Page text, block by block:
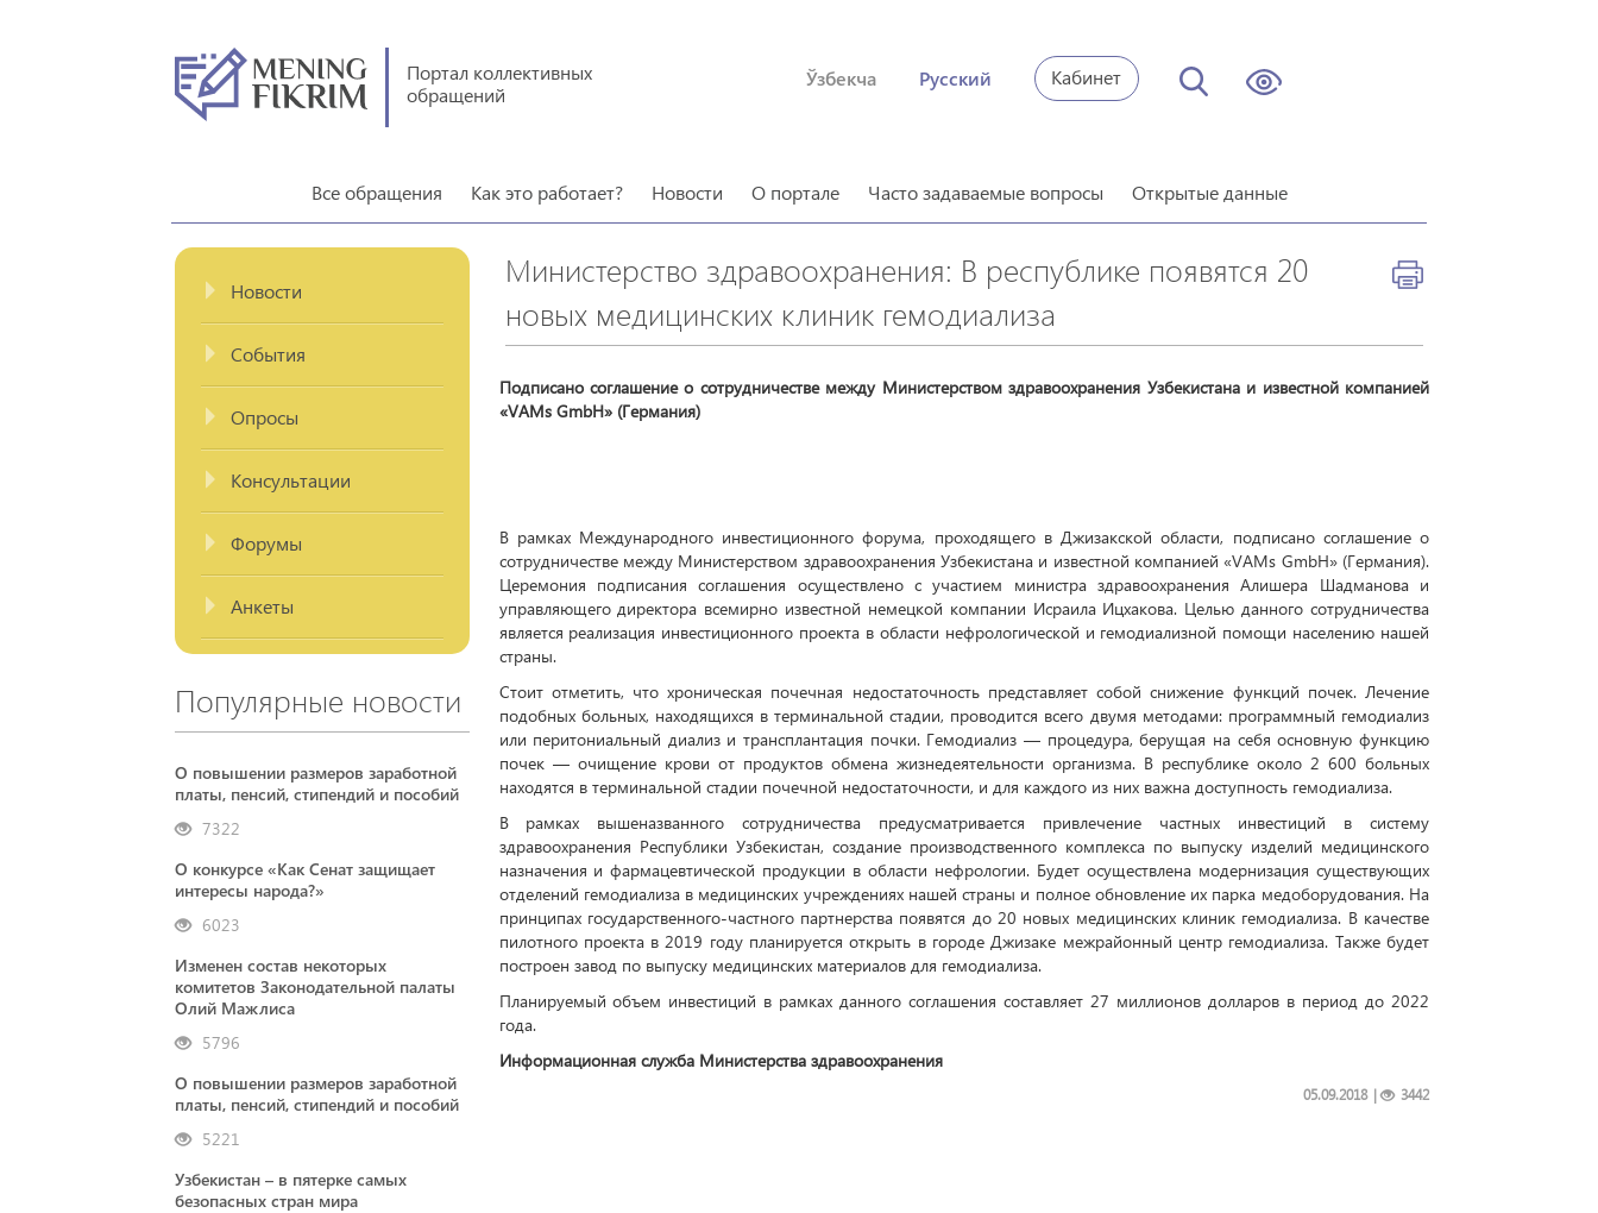
Портал коллективных
обращений
Ўзбекча Русский Кабинет
Все обращения Как это работает? Новости О портале Часто задаваемые вопросы Открытые данные
Новости
События
Опросы
Консультации
Форумы
Анкеты
Популярные новости
О повышении размеров заработной
платы, пенсий, стипендий и пособий
7322
О конкурсе «Как Сенат защищает
интересы народа?»
6023
Изменен состав некоторых
комитетов Законодательной палаты
Олий Мажлиса
5796
О повышении размеров заработной
платы, пенсий, стипендий и пособий
5221
Узбекистан – в пятерке самых
безопасных стран мира
Министерство здравоохранения: В республике появятся 20
новых медицинских клиник гемодиализа
Подписано соглашение о сотрудничестве между Министерством здравоохранения Узбекистана и известной компанией
«VAMs GmbH» (Германия)
В рамках Международного инвестиционного форума, проходящего в Джизакской области, подписано соглашение о
сотрудничестве между Министерством здравоохранения Узбекистана и известной компанией «VAMs GmbH» (Германия).
Церемония подписания соглашения осуществлено с участием министра здравоохранения Алишера Шадманова и
управляющего директора всемирно известной немецкой компании Исраила Ицхакова. Целью данного сотрудничества
является реализация инвестиционного проекта в области нефрологической и гемодиализной помощи населению нашей
страны.
Стоит отметить, что хроническая почечная недостаточность представляет собой снижение функций почек. Лечение
подобных больных, находящихся в терминальной стадии, проводится всего двумя методами: программный гемодиализ
или перитониальный диализ и трансплантация почки. Гемодиализ — процедура, берущая на себя основную функцию
почек — очищение крови от продуктов обмена жизнедеятельности организма. В республике около 2 600 больных
находятся в терминальной стадии почечной недостаточности, и для каждого из них важна доступность гемодиализа.
В рамках вышеназванного сотрудничества предусматривается привлечение частных инвестиций в систему
здравоохранения Республики Узбекистан, создание производственного комплекса по выпуску изделий медицинского
назначения и фармацевтической продукции в области нефрологии. Будет осуществлена модернизация существующих
отделений гемодиализа в медицинских учреждениях нашей страны и полное обновление их парка медоборудования. На
принципах государственного-частного партнерства появятся до 20 новых медицинских клиник гемодиализа. В качестве
пилотного проекта в 2019 году планируется открыть в городе Джизаке межрайонный центр гемодиализа. Также будет
построен завод по выпуску медицинских материалов для гемодиализа.
Планируемый объем инвестиций в рамках данного соглашения составляет 27 миллионов долларов в период до 2022
года.
Информационная служба Министерства здравоохранения
| 3442
05.09.2018